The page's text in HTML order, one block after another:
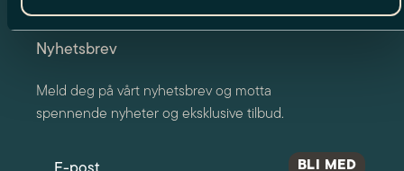
Nyhetsbrev
Meld deg på vårt nyhetsbrev og motta
spennende nyheter og eksklusive tilbud.